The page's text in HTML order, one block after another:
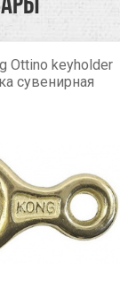
Ottino keyholder
сувенирная